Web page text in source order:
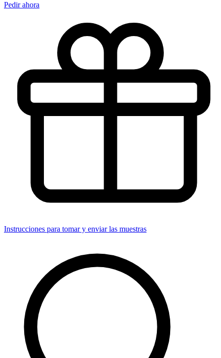
Pedir ahora
Instrucciones para tomar y enviar las muestras